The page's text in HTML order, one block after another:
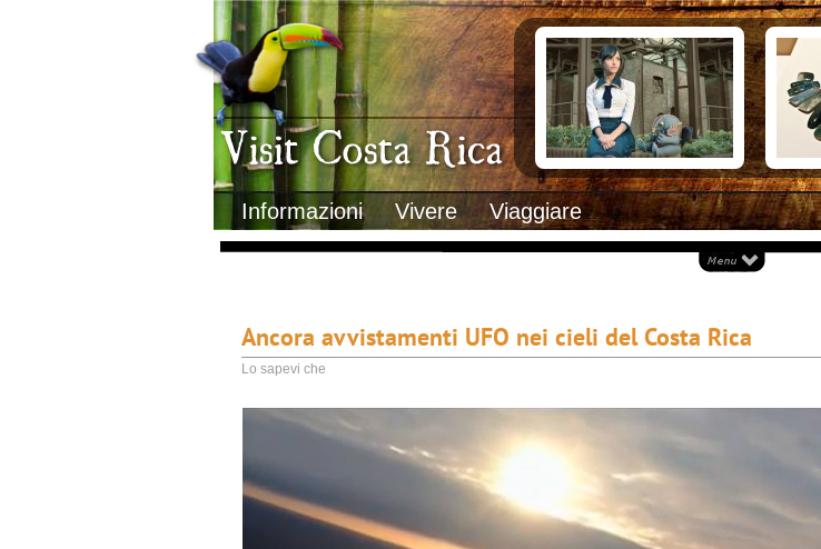
Visit Costa Rica
Informazioni Vivere Viaggiare
Clima
Geografia
Informazioni Geografiche
Letteratura e cultura
Gastronomia
Lo sapevi che
Musica
Natura
Storia
Trasporti Interni
Documenti necessari per trasferirsi
Italiani in Costa Rica
L’ambasciata italiana
Opportunità lavorative
Ancora avvistamenti UFO nei cieli del Costa Rica
Lo sapevi che